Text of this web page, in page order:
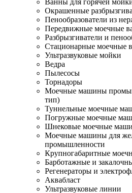
Ванны для горячей
Окрашенные
Пенообразователи из
Передвижные моечные
Разбрызгиватели и
Стационарные моечные
Ультразвуковые мойки
Ведра
Пылесосы
Торнадоры
Моечные машины
тип)
Туннельные моечные
Погружные моечные
Шнековые моечные
Моечные машины для
промышленности
Крупногабаритные
Барботажные и
Регенераторы и
Аквабласт
Ультразвуковые линии